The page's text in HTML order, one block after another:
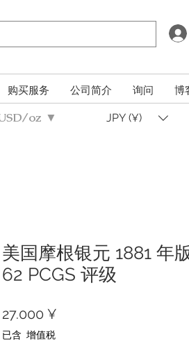
购买服务 公司简介 询问 博
oz ▼ JPY (¥)
美国摩根银元 1881 年
62 PCGS 评级
27.000 ¥
已含 增值税